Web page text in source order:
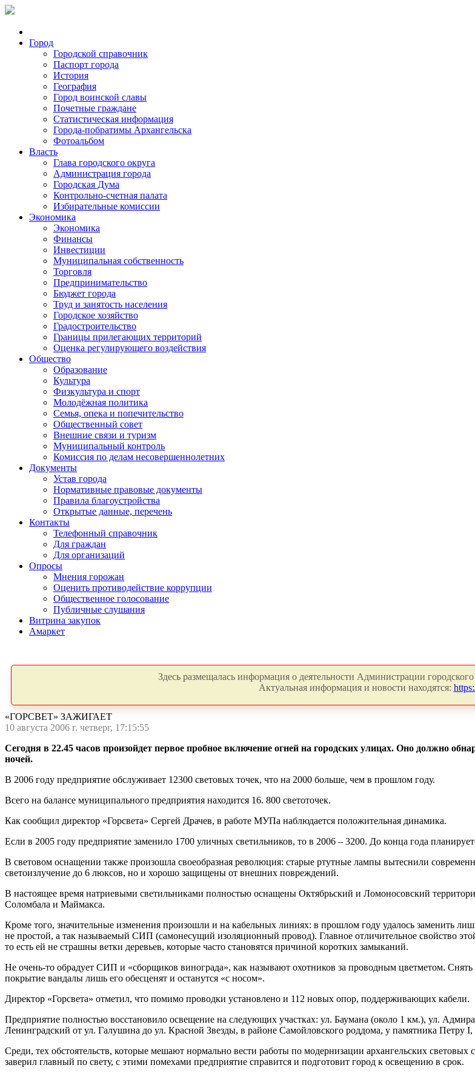
Город
Городской справочник
Паспорт города
История
География
Город воинской славы
Почетные граждане
Статистическая информация
Города-побратимы Архангельска
Фотоальбом
Власть
Глава городского округа
Администрация города
Городская Дума
Контрольно-счетная палата
Избирательные комиссии
Экономика
Экономика
Финансы
Инвестиции
Муниципальная собственность
Торговля
Предпринимательство
Бюджет города
Труд и занятость населения
Городское хозяйство
Градостроительство
Границы прилегающих территорий
Оценка регулирующего воздействия
Общество
Образование
Культура
Физкультура и спорт
Молодёжная политика
Семья, опека и попечительство
Общественный совет
Внешние связи и туризм
Муниципальный контроль
Комиссия по делам несовершеннолетних
Документы
Устав города
Нормативные правовые документы
Правила благоустройства
Открытые данные, перечень
Контакты
Телефонный справочник
Для граждан
Для организаций
Опросы
Мнения горожан
Оценить противодействие коррупции
Общественное голосование
Публичные слушания
Витрина закупок
Амаркет
Здесь размещалась информация о деятельности Администрации
Актуальная информация и новости находятся:
«ГОРСВЕТ» ЗАЖИГАЕТ
10 августа 2006 г. четверг, 17:15:55
Сегодня в 22.45 часов произойдет первое пробное включение огней на городских улицах. Оно должно
ночей.
В 2006 году предприятие обслуживает 12300 световых точек, что на 2000 больше, чем в прошлом году.
Всего на балансе муниципального предприятия находится 16. 800 светоточек.
Как сообщил директор «Горсвета» Сергей Драчев, в работе МУПа наблюдается положительная динамика.
Если в 2005 году предприятие заменило 1700 уличных светильников, то в 2006 – 3200. До конца года
В световом оснащении также произошла своеобразная революция: старые ртутные лампы вытеснили
светоизлучение до 6 люксов, но и хорошо защищены от внешних повреждений.
В настоящее время натриевыми светильниками полностью оснащены Октябрьский и Ломоносовский
Соломбала и Маймакса.
Кроме того, значительные изменения произошли и на кабельных линиях: в прошлом году удалось заменить
не простой, а так называемый СИП (самонесущий изоляционный провод). Главное отличительное свойство
то есть ей не страшны ветки деревьев, которые часто становятся причиной коротких замыканий.
Не очень-то обрадует СИП и «сборщиков винограда», как называют охотников за проводным цветметом.
покрытие вандалы лишь его обесценят и останутся «с носом».
Директор «Горсвета» отметил, что помимо проводки установлено и 112 новых опор, поддерживающих кабели.
Предприятие полностью восстановило освещение на следующих участках: ул. Баумана (около 1 км.), ул.
Ленинградский от ул. Галушина до ул. Красной Звезды, в районе Самойловского роддома, у памятника Петру
Среди, тех обстоятельств, которые мешают нормально вести работы по модернизации архангельских
заверил главный по свету, с этими помехами предприятие справится и подготовит город к освещению в срок.